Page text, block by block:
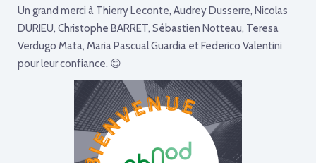
Un grand merci à Thierry Leconte, Audrey Dusserre, Nicolas
DURIEU, Christophe BARRET, Sébastien Notteau, Teresa
Verdugo Mata, Maria Pascual Guardia et Federico Valentini
pour leur confiance. 😊